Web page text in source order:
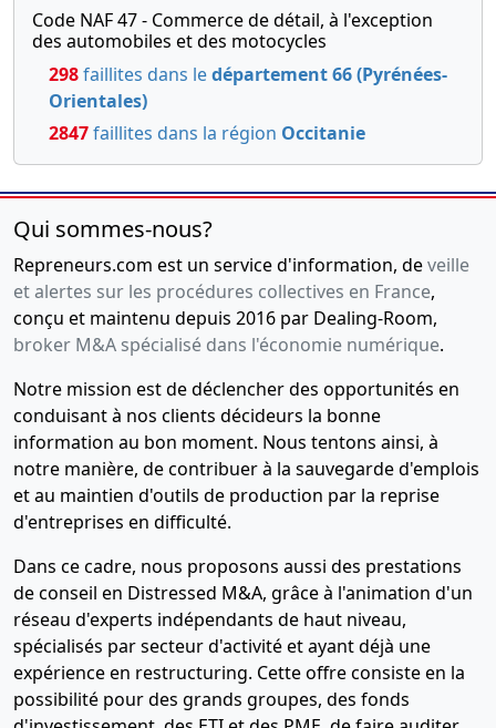
Code NAF 47 - Commerce de détail, à l'exception
des automobiles et des motocycles
298faillites dans ledépartement 66 (Pyrénées-
Orientales)
2847faillites dans la région Occitanie
Qui sommes-nous?
Repreneurs.com est un service d'information, deveille
et alertes sur les procédures collectives en France,
conçu et maintenu depuis 2016 par Dealing-Room,
broker M&A spécialisé dans l'économie numérique.
Notre mission est de déclencher des opportunités en
conduisant à nos clients décideurs la bonne
information au bon moment. Nous tentons ainsi, à
notre manière, de contribuer à la sauvegarde d'emplois
et au maintien d'outils de production par la reprise
d'entreprises en difficulté.
Dans ce cadre, nous proposons aussi des prestations
de conseil en Distressed M&A, grâce à l'animation d'un
réseau d'experts indépendants de haut niveau,
spécialisés par secteur d'activité et ayant déjà une
expérience en restructuring. Cette offre consiste en la
possibilité pour des grands groupes, des fonds